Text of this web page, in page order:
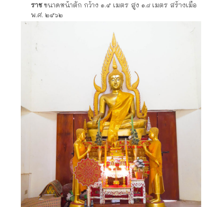
ราชขนาดหน้าตัก กว้าง ๑.๕ เมตร สูง ๑.๘ เมตร สร้างเมื่อ
พ.ศ. ๒๕๖๒